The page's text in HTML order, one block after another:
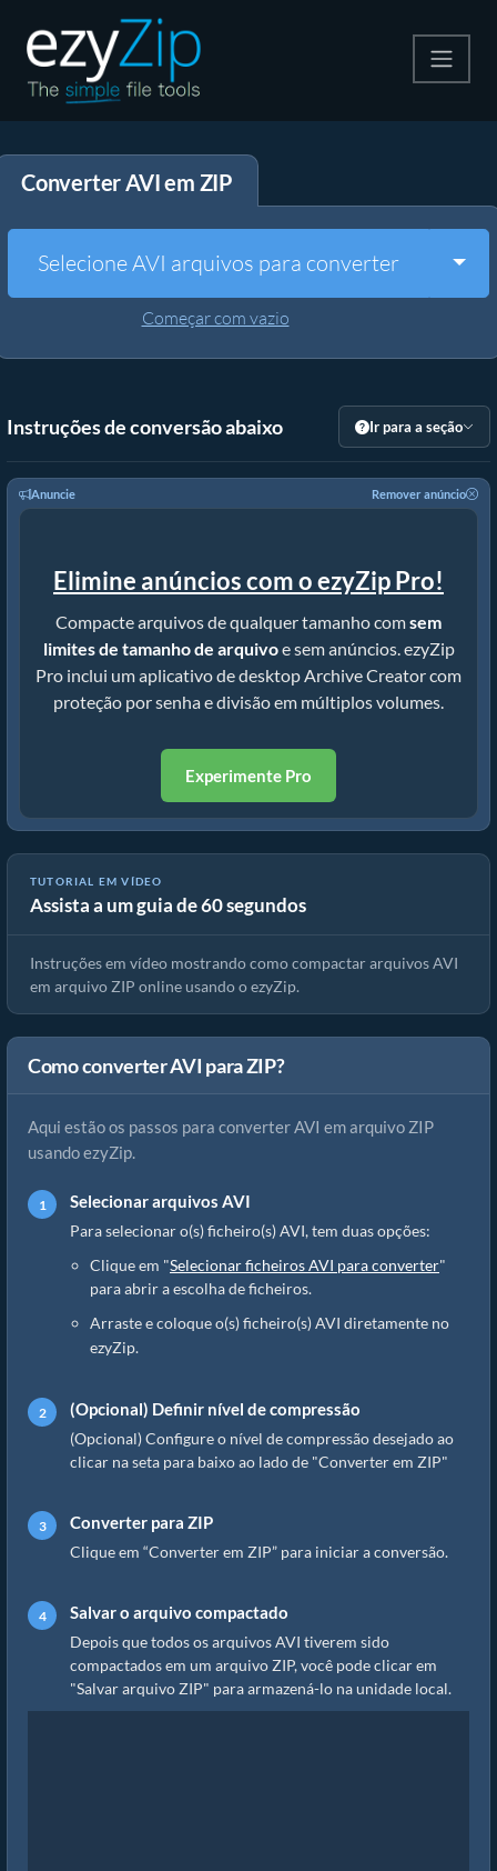
Descompactar
Outras Ferramentas
Converter AVI em ZIP
Selecione AVI arquivos para converter
Começar com vazio
Instruções de conversão abaixo Ir para a seção
Anuncie Remover anúncio
Elimine anúncios com o ezyZip Pro!
Compacte arquivos de qualquer tamanho comsem
limites de tamanho de arquivoe sem anúncios. ezyZip
Pro inclui um aplicativo de desktop Archive Creator com
proteção por senha e divisão em múltiplos volumes.
Experimente Pro
TUTORIAL EM VÍDEO
Assista a um guia de 60 segundos
Como Converter AVI para Arquivo ZIP Online (Guia Simples)
Instruções em vídeo mostrando como compactar arquivos AVI
em arquivo ZIP online usando o ezyZip.
Como converter AVI para ZIP?
Aqui estão os passos para converter AVI em arquivo ZIP
usando ezyZip.
Selecionar arquivos AVI
Para selecionar o(s) ficheiro(s) AVI, tem duas opções:
Clique em "Selecionar ficheiros AVI para converter"
para abrir a escolha de ficheiros.
Arraste e coloque o(s) ficheiro(s) AVI diretamente no
ezyZip.
(Opcional) Definir nível de compressão
(Opcional) Configure o nível de compressão desejado ao
clicar na seta para baixo ao lado de "Converter em ZIP"
Converter para ZIP
Clique em “Converter em ZIP” para iniciar a conversão.
Salvar o arquivo compactado
Depois que todos os arquivos AVI tiverem sido
compactados em um arquivo ZIP, você pode clicar em
"Salvar arquivo ZIP" para armazená-lo na unidade local.